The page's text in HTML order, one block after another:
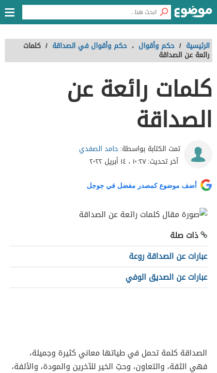
الرئيسية / حكم وأقوال ، حكم وأقوال في الصداقة / كلمات
رائعة عن الصداقة
كلمات رائعة عن
الصداقة
تمت الكتابة بواسطة:حامد الصفدي
آخر تحديث:١٠:٢٧ ، ١٤ أبريل ٢٠٢٢
أضف موضوع كمصدر مفضل في جوجل
ذات صلة
عبارات عن الصداقة روعة
عبارات عن الصديق الوفي
الصداقة كلمة تحمل في طياتها معاني كثيرة وجميلة،
فهي الثقة، والتعاون، وحبّ الخير للآخرين والمودة، والألفة،